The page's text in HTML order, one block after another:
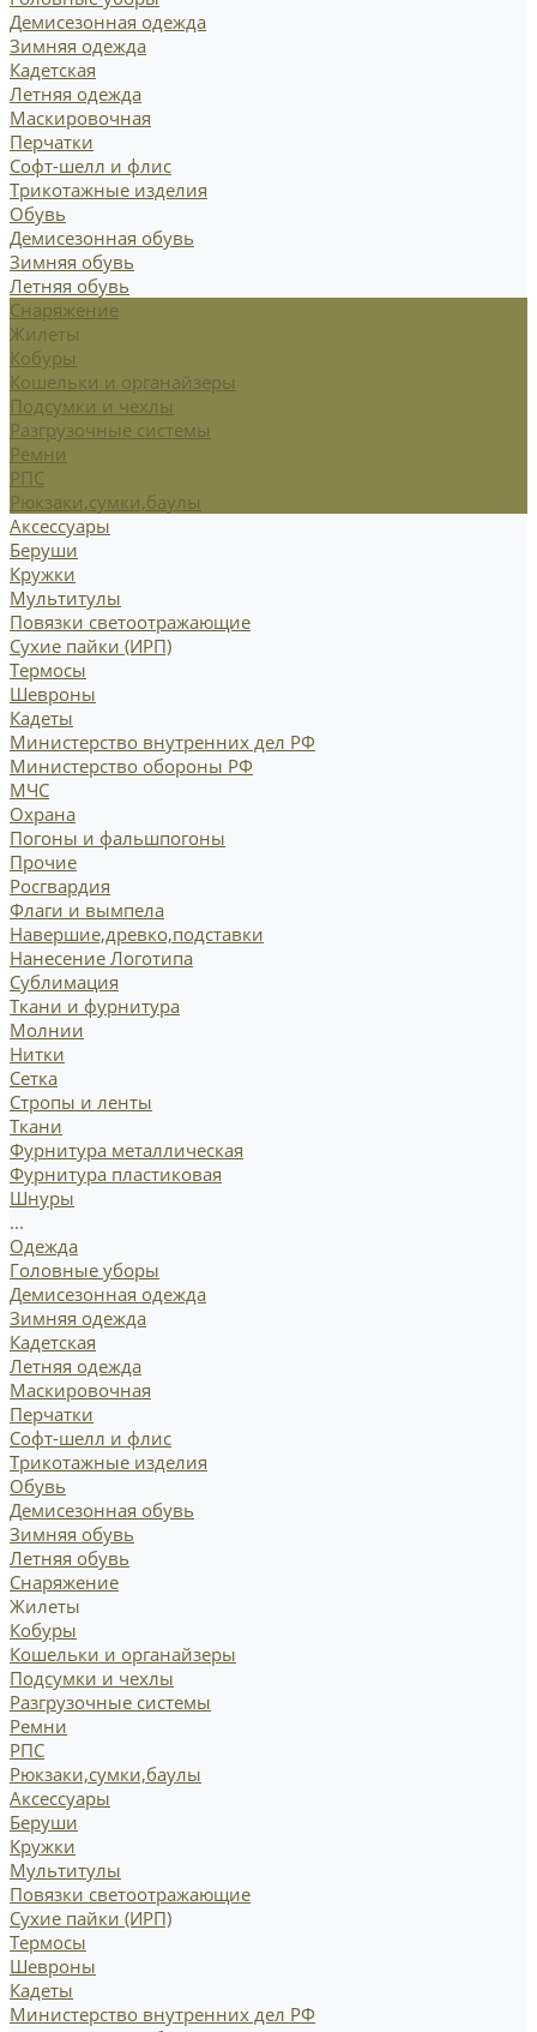
Демисезонная одежда
Зимняя одежда
Кадетская
Летняя одежда
Маскировочная
Перчатки
Софт-шелл и флис
Трикотажные изделия
Обувь
Демисезонная обувь
Зимняя обувь
Летняя обувь
Снаряжение
Жилеты
Кобуры
Кошельки и органайзеры
Подсумки и чехлы
Разгрузочные системы
Ремни
РПС
Рюкзаки,сумки,баулы
Аксессуары
Беруши
Кружки
Мультитулы
Повязки светоотражающие
Сухие пайки (ИРП)
Термосы
Шевроны
Кадеты
Министерство внутренних дел РФ
Министерство обороны РФ
МЧС
Охрана
Погоны и фальшпогоны
Прочие
Росгвардия
Флаги и вымпела
Навершие,древко,подставки
Нанесение Логотипа
Сублимация
Ткани и фурнитура
Молнии
Нитки
Сетка
Стропы и ленты
Ткани
Фурнитура металлическая
Фурнитура пластиковая
Шнуры
...
Одежда
Головные уборы
Демисезонная одежда
Зимняя одежда
Кадетская
Летняя одежда
Маскировочная
Перчатки
Софт-шелл и флис
Трикотажные изделия
Обувь
Демисезонная обувь
Зимняя обувь
Летняя обувь
Снаряжение
Жилеты
Кобуры
Кошельки и органайзеры
Подсумки и чехлы
Разгрузочные системы
Ремни
РПС
Рюкзаки,сумки,баулы
Аксессуары
Беруши
Кружки
Мультитулы
Повязки светоотражающие
Сухие пайки (ИРП)
Термосы
Шевроны
Кадеты
Министерство внутренних дел РФ